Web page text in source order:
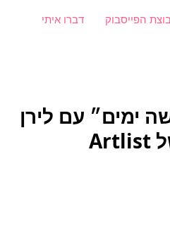
דברו איתי הפייסבוק
ימים״ עם לירן